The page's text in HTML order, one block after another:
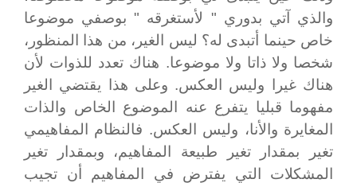
والذي آتي بدوري " لأستغرقه " بوصفي موضوعا
خاص حينما أتبدى له؟ ليس الغير، من هذا المنظور،
شخصا ولا ذاتا ولا موضوعا. هناك تعدد للذوات لأن
هناك غيرا وليس العكس. وعلى هذا يقتضي الغير
مفهوما قبليا يتفرع عنه الموضوع الخاص والذات
المغايرة والأنا، وليس العكس. فالنظام المفاهيمي
تغير بمقدار تغير طبيعة المفاهيم، وبمقدار تغير
المشكلات التي يفترض في المفاهيم أن تجيب